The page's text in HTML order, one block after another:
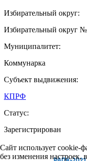
Избирательный округ:
Избирательный округ
Муниципалитет:
Коммунарка
Субъект выдвижения:
КПРФ
Статус:
Зарегистрирован
Сайт использует cookie-
без изменения настроек,